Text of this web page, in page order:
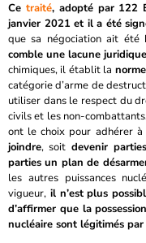
Ce traité, adopté par 122
janvier 2021 et il a été
que sa négociation ait été
comble une lacune
chimiques, il établit la
catégorie d’arme de
utiliser dans le respect du
civils et les non-
ont le choix pour adhérer
joindre, soit devenir
parties un plan de
les autres puissances
vigueur, il n’est plus
d’affirmer que la
nucléaire sont légitimés